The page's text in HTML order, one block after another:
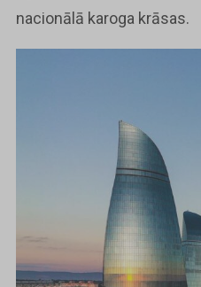
nacionālā karoga krāsas.